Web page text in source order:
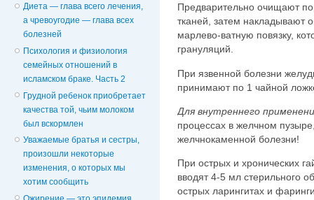
Диета — глава всего лечения,
а чревоугодие — глава всех
болезней
Психология и физиология
семейных отношений в
исламском браке. Часть 2
Грудной ребенок приобретает
качества той, чьим молоком
был вскормлен
Уважаемые братья и сестры,
произошли некоторые
изменения, о которых мы
хотим сообщить
Предварительно очищают
тканей, затем накладывают
марлево-ватную повязку,
грануляций.
При язвенной болезни
принимают по 1 чайной
Для внутреннего
процессах в желчном
желчнокаменной болезни!
При острых и хронических
вводят 4-5 мл стерильного
острых ларингитах и